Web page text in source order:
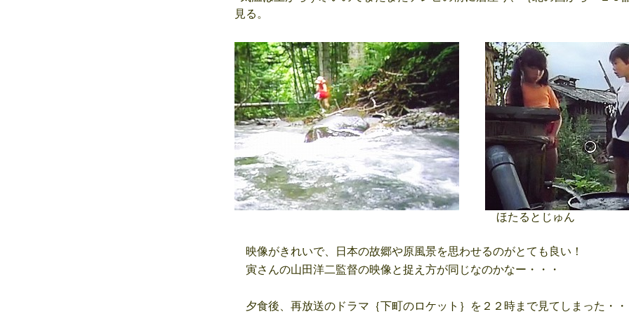
見る。
ほたるとじゅん
映像がきれいで、日本の故郷や原風景を思わせるのがとても良い！
寅さんの山田洋二監督の映像と捉え方が同じなのかなー・・・
夕食後、再放送のドラマ｛下町のロケット｝を２２時まで見てしまった・